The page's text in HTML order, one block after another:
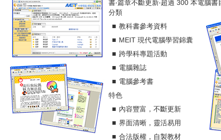
書‧篇章不斷更新‧超過 300 本電腦書
分類
■ 教科書參考資料
■ MEIT 現代電腦學習錦囊
■ 跨學科專題活動
■ 電腦雜誌
■ 電腦參考書
特色
■ 內容豐富，不斷更新
■ 界面清晰，靈活易用
■ 合法版權，自製教材